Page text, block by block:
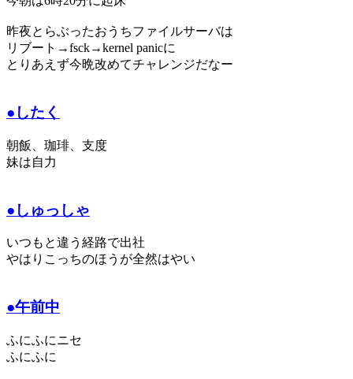
昨夜とらぶったおうちファイルサーバは
リブート→fsck→kernel panicに
とりあえず今晩改めてチャレンジだなー
●したく
朝飯、珈琲、支度
妹は自力
●しゅっしゃ
いつもと違う経路で出社
やはりこっちのほうが全然はやい
●午前中
ふにふにニセ
ふにふに